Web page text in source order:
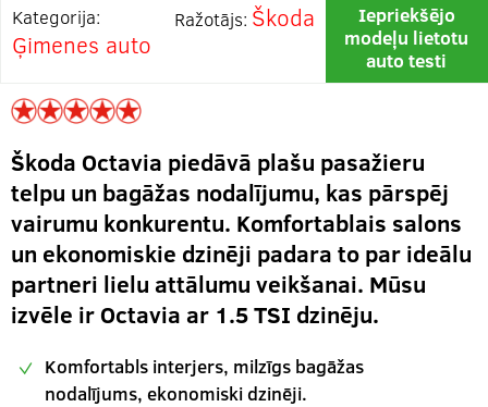
Kategorija:
Ģimenes auto
Ražotājs: Škoda
Iepriekšējo
modeļu lietotu
auto testi
Škoda Octavia piedāvā plašu pasažieru
telpu un bagāžas nodalījumu, kas pārspēj
vairumu konkurentu. Komfortablais salons
un ekonomiskie dzinēji padara to par ideālu
partneri lielu attālumu veikšanai. Mūsu
izvēle ir Octavia ar 1.5 TSI dzinēju.
Komfortabls interjers, milzīgs bagāžas
nodalījums, ekonomiski dzinēji.